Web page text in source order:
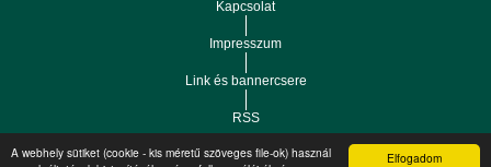
Elfogadom
A webhely sütiket (cookie - kis méretű szöveges file-ok) használ
Kapcsolat
Impresszum
Link és bannercsere
RSS